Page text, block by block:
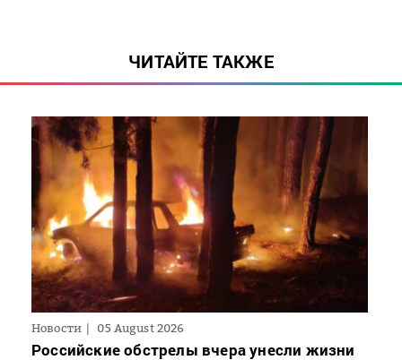
ЧИТАЙТЕ ТАКЖЕ
Новости 05 August 2026
Российские обстрелы вчера унесли жизни